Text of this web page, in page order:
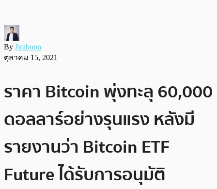
By Jiraboon
ตุลาคม 15, 2021
ราคา Bitcoin พุ่งทะลุ 60,000
ดอลลาร์อย่างรุนแรง หลังมี
รายงานว่า Bitcoin ETF
Future ได้รับการอนุมัติ